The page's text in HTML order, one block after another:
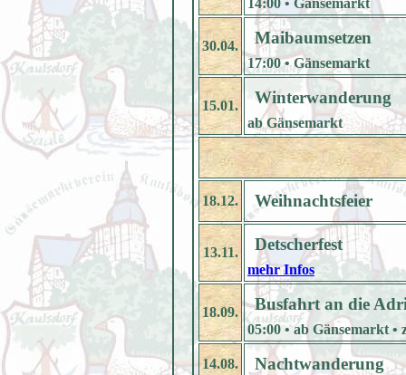
30.04. Maibaumsetzen
17:00 • Gänsemarkt
15.01. Winterwanderung
ab Gänsemarkt
18.12. Weihnachtsfeier
13.11. Detscherfest
mehr Infos
18.09. Busfahrt an die
05:00 • ab Gänsemarkt •
14.08. Nachtwanderung